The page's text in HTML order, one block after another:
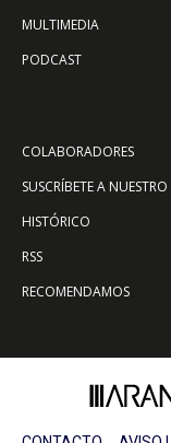
MULTIMEDIA
PODCAST
COLABORADORES
SUSCRÍBETE A
HISTÓRICO
RSS
RECOMENDAMOS